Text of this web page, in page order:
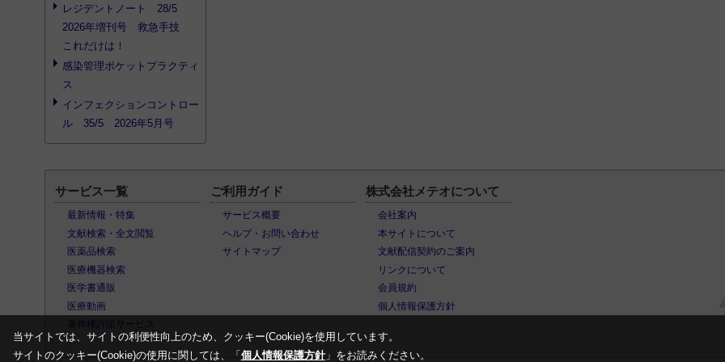
レジデントノート 28/5
2026年増刊号 救急手技
これだけは！
感染管理ポケットプラクティ
ス
インフェクションコントロー
ル 35/5 2026年5月号
サービス一覧
最新情報・特集
文献検索・全文閲覧
医薬品検索
医療機器検索
医学書通販
医療動画
著作権許諾サービス
ご利用ガイド
サービス概要
ヘルプ・お問い合わせ
サイトマップ
株式会社メテオについて
会社案内
本サイトについて
文献配信契約のご案内
リンクについて
会員規約
個人情報保護方針
当サイトでは、サイトの利便性向上のため、クッキー(Cookie)を使用しています。
サイトのクッキー(Cookie)の使用に関しては、「 個人情報保護方針」をお読みください。